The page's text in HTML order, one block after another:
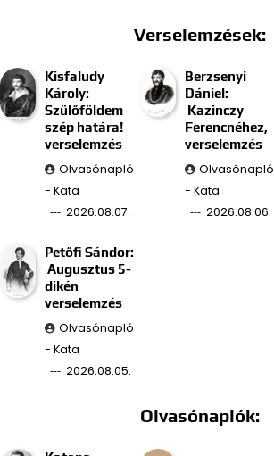
Verselemzések:
Kisfaludy
Károly:
Szülőföldem
szép határa!
verselemzés
Olvasónapló
- Kata
2026.08.07.
Berzsenyi
Dániel:
Kazinczy
Ferencnéhez,
verselemzés
Olvasónapló
- Kata
2026.08.06.
Petőfi Sándor:
Augusztus 5-
dikén
verselemzés
Olvasónapló
- Kata
2026.08.05.
Olvasónaplók: